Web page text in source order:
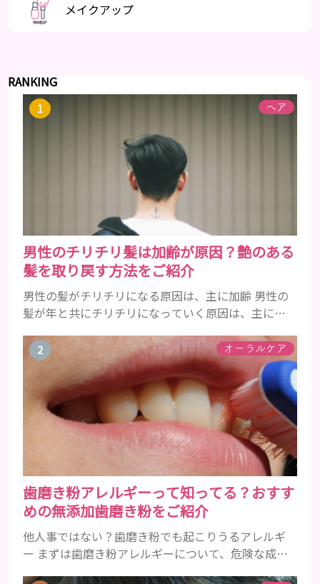
メイクアップ
RANKING
ヘア
男性のチリチリ髪は加齢が原因？艶のある
髪を取り戻す方法をご紹介
男性の髪がチリチリになる原因は、主に加齢 男性の
髪が年と共にチリチリになっていく原因は、主に加
にツヤがあった男性も、いつのまにか髪がチリチリ
でペタンとするようになったと感じる人もいるでし
ょう。特に大人の男性としての魅力が出てくる40代
以降の男性に悩んでいる人が多い傾向があります。
髪が生え変わるサイクルは、年齢と共に乱れていき
ます。髪が太くならないま...
オーラルケア
歯磨き粉アレルギーって知ってる？おすす
めの無添加歯磨き粉をご紹介
他人事ではない？歯磨き粉でも起こりうるアレルギ
ー まずは歯磨き粉アレルギーについて、危険な成分